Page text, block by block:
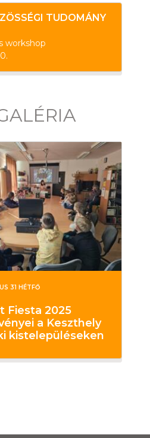
TUDOMÁNY
workshop
31 HÉTFŐ
Fiesta 2025
a Keszthely
kistelepüléseken